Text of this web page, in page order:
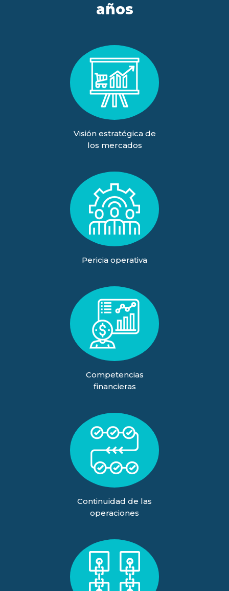
años
Visión estratégica de
los mercados
Pericia operativa
Competencias
financieras
Continuidad de las
operaciones